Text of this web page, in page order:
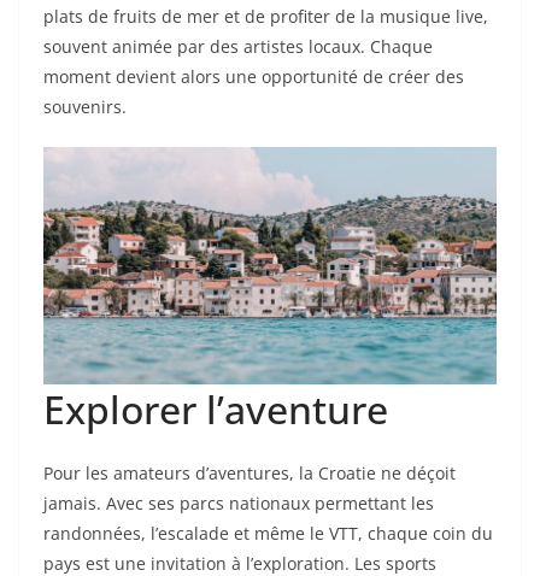
plats de fruits de mer et de profiter de la musique live,
souvent animée par des artistes locaux. Chaque
moment devient alors une opportunité de créer des
souvenirs.
Explorer l’aventure
Pour les amateurs d’aventures, la Croatie ne déçoit
jamais. Avec ses parcs nationaux permettant les
randonnées, l’escalade et même le VTT, chaque coin du
pays est une invitation à l’exploration. Les sports